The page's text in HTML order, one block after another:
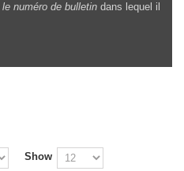
le numéro de bulletin dans lequel il
Show